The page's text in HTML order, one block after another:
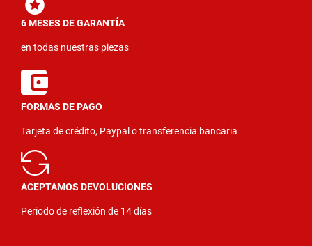
6 MESES DE GARANTÍA
en todas nuestras piezas
FORMAS DE PAGO
Tarjeta de crédito, Paypal o transferencia bancaria
ACEPTAMOS DEVOLUCIONES
Periodo de reflexión de 14 días